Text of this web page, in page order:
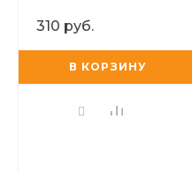
310 руб.
В КОРЗИНУ